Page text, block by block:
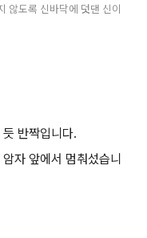
않도록 신바닥에 덧댄 신이
반짝입니다.
자 앞에서 멈춰섰습니